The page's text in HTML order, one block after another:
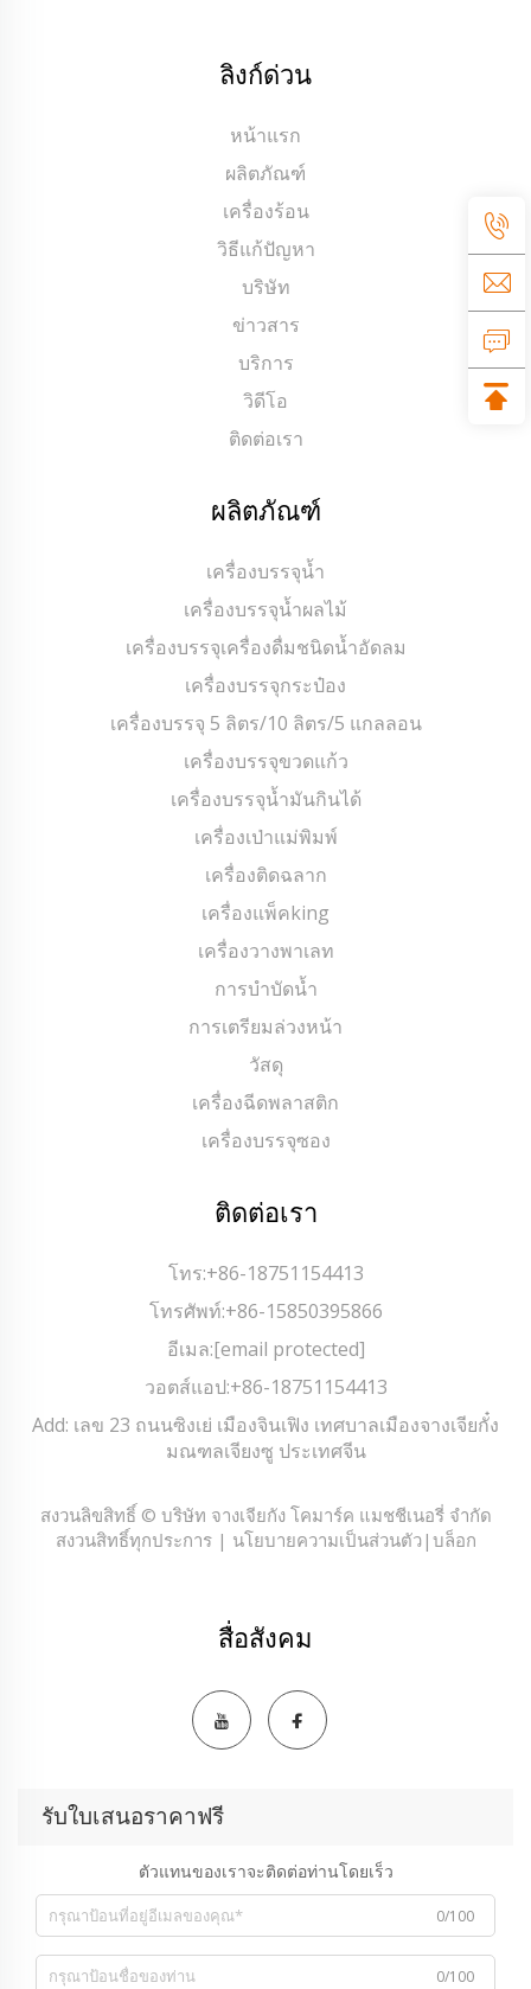
ลิงก์ด่วน
หน้าแรก
ผลิตภัณฑ์
เครื่องร้อน
วิธีแก้ปัญหา
บริษัท
ข่าวสาร
บริการ
วิดีโอ
ติดต่อเรา
ผลิตภัณฑ์
เครื่องบรรจุน้ำ
เครื่องบรรจุน้ำผลไม้
เครื่องบรรจุเครื่องดื่มชนิดน้ำอัดลม
เครื่องบรรจุกระป๋อง
เครื่องบรรจุ 5 ลิตร/10 ลิตร/5 แกลลอน
เครื่องบรรจุขวดแก้ว
เครื่องบรรจุน้ำมันกินได้
เครื่องเป่าแม่พิมพ์
เครื่องติดฉลาก
เครื่องแพ็คking
เครื่องวางพาเลท
การบำบัดน้ำ
การเตรียมล่วงหน้า
วัสดุ
เครื่องฉีดพลาสติก
เครื่องบรรจุซอง
ติดต่อเรา
โทร:+86-18751154413
โทรศัพท์:+86-15850395866
อีเมล:[email protected]
วอตส์แอป:+86-18751154413
Add: เลข 23 ถนนซิงเย่ เมืองจินเฟิง เทศบาลเมืองจางเจียกั๋ง
มณฑลเจียงซู ประเทศจีน
สงวนลิขสิทธิ์ © บริษัท จางเจียกัง โคมาร์ค แมชชีเนอรี่ จำกัด
สงวนสิทธิ์ทุกประการ | นโยบายความเป็นส่วนตัว| บล็อก
สื่อสังคม
รับใบเสนอราคาฟรี
ตัวแทนของเราจะติดต่อท่านโดยเร็ว
0/100
0/100